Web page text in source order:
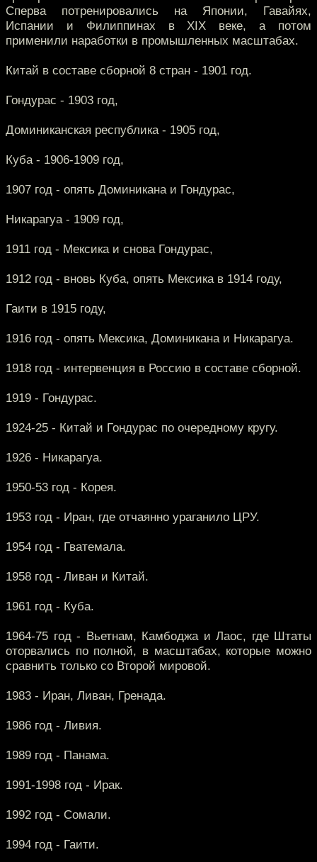
Сперва потренировались на Японии, Гавайях,
Испании и Филиппинах в XIX веке, а потом
применили наработки в промышленных масштабах.
Китай в составе сборной 8 стран - 1901 год.
Гондурас - 1903 год,
Доминиканская республика - 1905 год,
Куба - 1906-1909 год,
1907 год - опять Доминикана и Гондурас,
Никарагуа - 1909 год,
1911 год - Мексика и снова Гондурас,
1912 год - вновь Куба, опять Мексика в 1914 году,
Гаити в 1915 году,
1916 год - опять Мексика, Доминикана и Никарагуа.
1918 год - интервенция в Россию в составе сборной.
1919 - Гондурас.
1924-25 - Китай и Гондурас по очередному кругу.
1926 - Никарагуа.
1950-53 год - Корея.
1953 год - Иран, где отчаянно ураганило ЦРУ.
1954 год - Гватемала.
1958 год - Ливан и Китай.
1961 год - Куба.
1964-75 год - Вьетнам, Камбоджа и Лаос, где Штаты
оторвались по полной, в масштабах, которые можно
сравнить только со Второй мировой.
1983 - Иран, Ливан, Гренада.
1986 год - Ливия.
1989 год - Панама.
1991-1998 год - Ирак.
1992 год - Сомали.
1994 год - Гаити.